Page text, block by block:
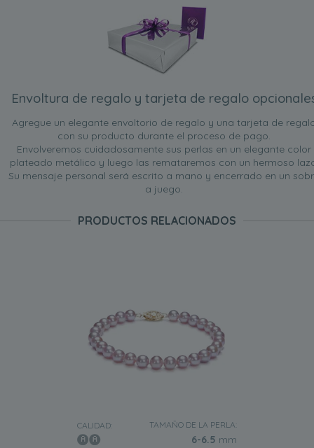
Envoltura de regalo y tarjeta de regalo
Agregue un elegante envoltorio de regalo y una tarjeta de
con su producto durante el proceso de pago.
Envolveremos cuidadosamente sus perlas en un elegante color
plateado metálico y luego las remataremos con un hermoso
Su mensaje personal será escrito a mano y encerrado en un
a juego.
PRODUCTOS RELACIONADOS
CALIDAD: TAMAÑO DE LA PERLA:
6-6.5 mm